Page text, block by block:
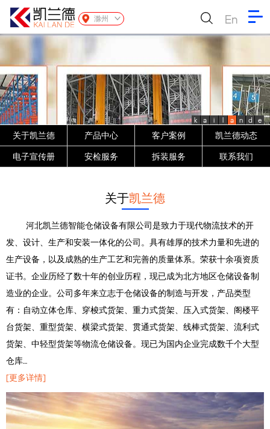
滁州 En
k a i l a n d e
关于凯兰德 产品中心 客户案例 凯兰德动态
电子宣传册 安检服务 拆装服务 联系我们
关于凯兰德
河北凯兰德智能仓储设备有限公司是致力于现代物流技术的开
发、设计、生产和安装一体化的公司。具有雄厚的技术力量和先进的
生产设备，以及成熟的生产工艺和完善的质量体系。荣获十余项资质
证书。企业历经了数十年的创业历程，现已成为北方地区仓储设备制
造业的企业。公司多年来立志于仓储设备的制造与开发，产品类型
有：自动立体仓库、穿梭式货架、重力式货架、压入式货架、阁楼平
台货架、重型货架、横梁式货架、贯通式货架、线棒式货架、流利式
货架、中轻型货架等物流仓储设备。现已为国内企业完成数千个大型
仓库…
[更多详情]